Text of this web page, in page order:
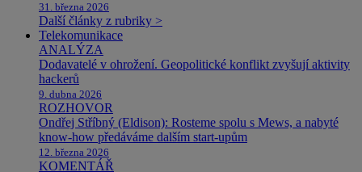
31. března 2026
Další články z rubriky >
Telekomunikace
ANALÝZA
Dodavatelé v ohrožení. Geopolitické konflikt zvyšují aktivity
hackerů
9. dubna 2026
ROZHOVOR
Ondřej Stříbný (Eldison): Rosteme spolu s Mews, a nabyté
know-how předáváme dalším start-upům
12. března 2026
KOMENTÁŘ